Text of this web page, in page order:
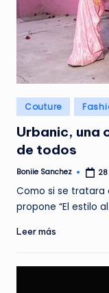
Publicado
en
Couture
Urbanic, una
de todos
Publicado
Boniie Sanchez
Como si se tratara
propone “El estilo
Leer más